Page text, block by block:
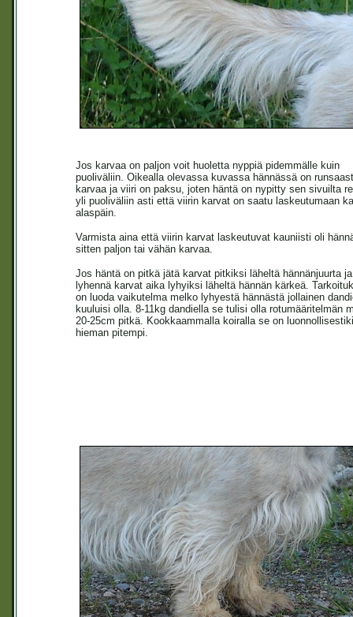
Jos karvaa on paljon voit huoletta nyppiä pidemmälle kuin
puoliväliin. Oikealla olevassa kuvassa hännässä on
karvaa ja viiri on paksu, joten häntä on nypitty sen sivuilta
yli puoliväliin asti että viirin karvat on saatu laskeutumaan
alaspäin.
Varmista aina että viirin karvat laskeutuvat kauniisti oli
sitten paljon tai vähän karvaa.
Jos häntä on pitkä jätä karvat pitkiksi läheltä hännänjuurta ja
lyhennä karvat aika lyhyiksi läheltä hännän kärkeä.
on luoda vaikutelma melko lyhyestä hännästä jollainen
kuuluisi olla. 8-11kg dandiella se tulisi olla rotumääritelmän
20-25cm pitkä. Kookkaammalla koiralla se on
hieman pitempi.